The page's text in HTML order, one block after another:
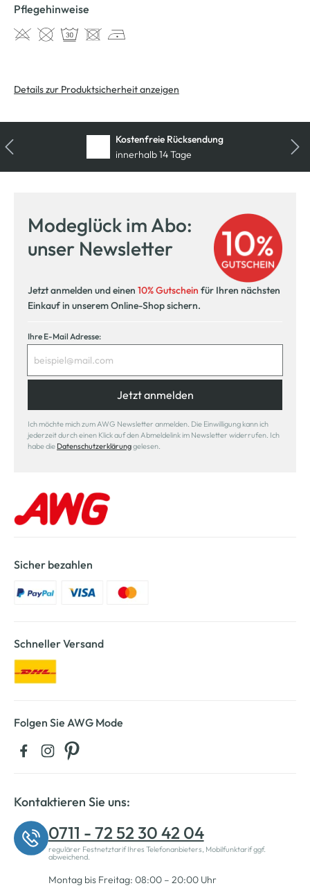
Pflegehinweise
Details zur Produktsicherheit anzeigen
Kostenfreie Rücksendung
innerhalb 14 Tage
Modeglück im Abo:
unser Newsletter
Jetzt anmelden und einen 10% Gutschein für Ihren nächsten
Einkauf in unserem Online-Shop sichern.
Ihre E-Mail Adresse:
Jetzt anmelden
Ich möchte mich zum AWG Newsletter anmelden. Die Einwilligung kann ich
jederzeit durch einen Klick auf den Abmeldelink im Newsletter widerrufen. Ich
habe die Datenschutzerklärunggelesen.
Sicher bezahlen
Schneller Versand
Folgen Sie AWG Mode
Kontaktieren Sie uns:
0711 - 72 52 30 42 04
regulärer Festnetztarif Ihres Telefonanbieters, Mobilfunktarif ggf.
abweichend.
Montag bis Freitag: 08:00 – 20:00 Uhr